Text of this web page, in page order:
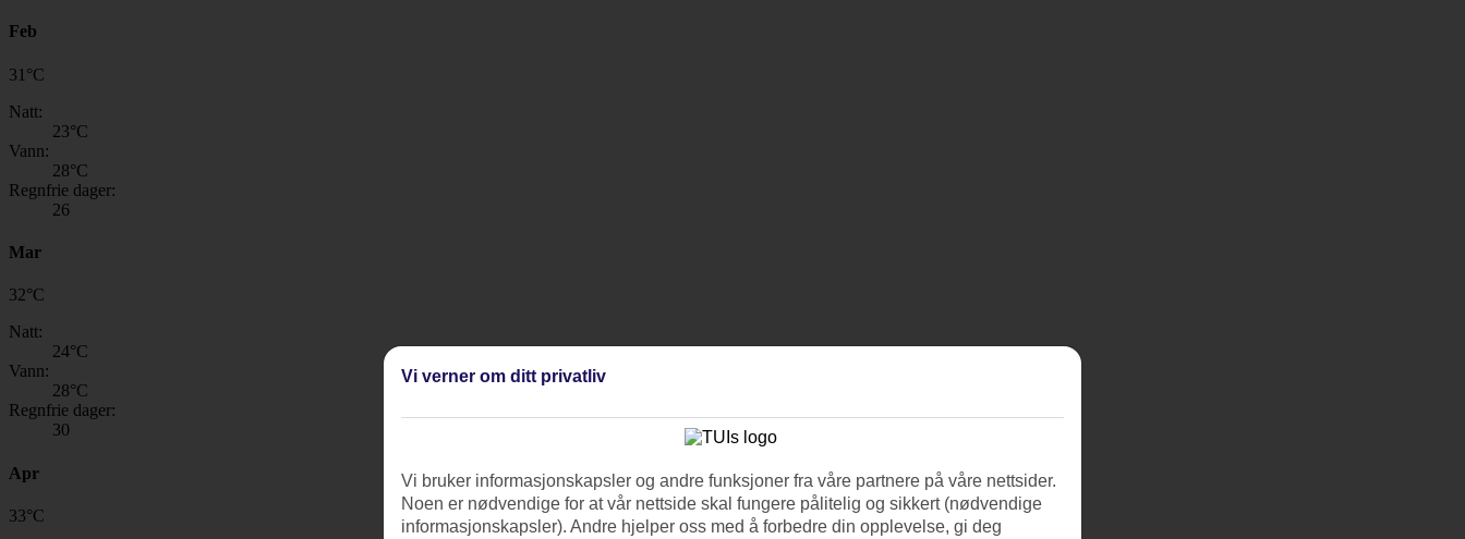
Feb
31 °C
Natt:
23°C
Vann:
28°C
Regnfrie dager:
26
Mar
32°C
Natt:
24°C
Vann:
28°C
Regnfrie dager:
30
Apr
33°C
Vi verner om ditt privatliv
Vi bruker informasjonskapsler og andre funksjoner fra våre partnere på våre nettsider.
Noen er nødvendige for at vår nettside skal fungere pålitelig og sikkert (nødvendige
informasjonskapsler). Andre hjelper oss med å forbedre din opplevelse, gi deg